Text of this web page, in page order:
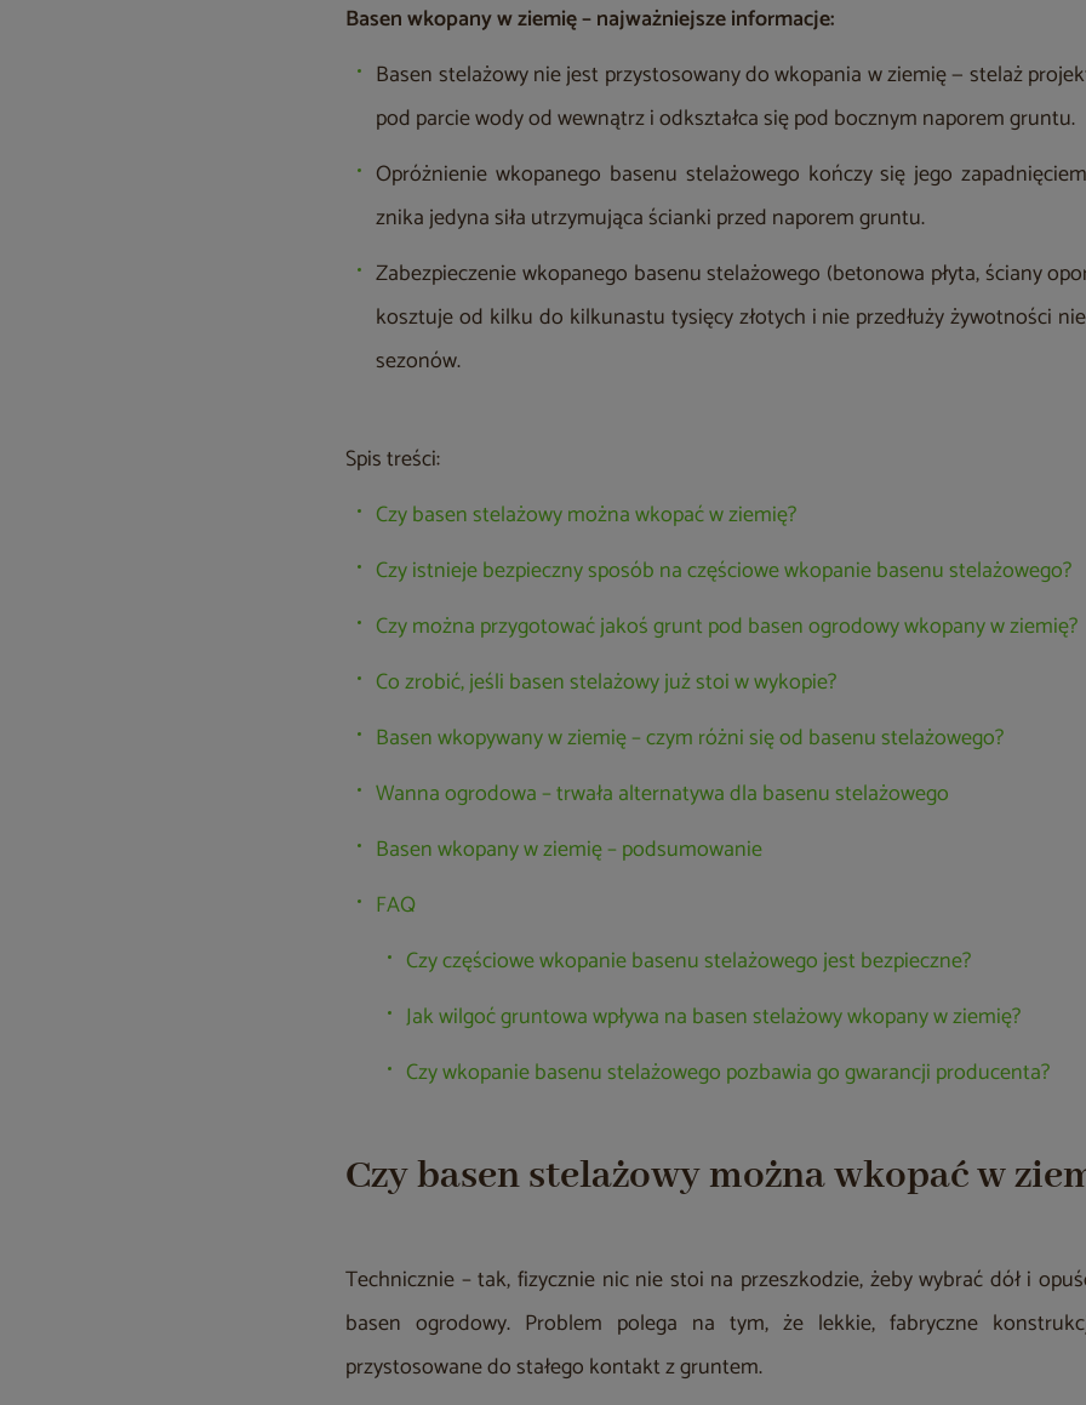
Basen wkopany w ziemię – najważniejsze informacje:
Basen stelażowy nie jest przystosowany do wkopania w ziemię — stelaż
pod parcie wody od wewnątrz i odkształca się pod bocznym naporem gruntu.
Opróżnienie wkopanego basenu stelażowego kończy się jego
znika jedyna siła utrzymująca ścianki przed naporem gruntu.
Zabezpieczenie wkopanego basenu stelażowego (betonowa płyta, ściany
kosztuje od kilku do kilkunastu tysięcy złotych i nie przedłuży żywotności
sezonów.
Spis treści:
Czy basen stelażowy można wkopać w ziemię?
Czy istnieje bezpieczny sposób na częściowe wkopanie basenu stelażowego?
Czy można przygotować jakoś grunt pod basen ogrodowy wkopany w ziemię?
Co zrobić, jeśli basen stelażowy już stoi w wykopie?
Basen wkopywany w ziemię – czym różni się od basenu stelażowego?
Wanna ogrodowa – trwała alternatywa dla basenu stelażowego
Basen wkopany w ziemię – podsumowanie
FAQ
Czy częściowe wkopanie basenu stelażowego jest bezpieczne?
Jak wilgoć gruntowa wpływa na basen stelażowy wkopany w ziemię?
Czy wkopanie basenu stelażowego pozbawia go gwarancji producenta?
Czy basen stelażowy można wkopać w
Technicznie – tak, fizycznie nic nie stoi na przeszkodzie, żeby wybrać dół i
basen ogrodowy. Problem polega na tym, że lekkie, fabryczne
przystosowane do stałego kontakt z gruntem.